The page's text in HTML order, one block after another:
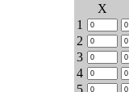
Х
1
2
3
4
5